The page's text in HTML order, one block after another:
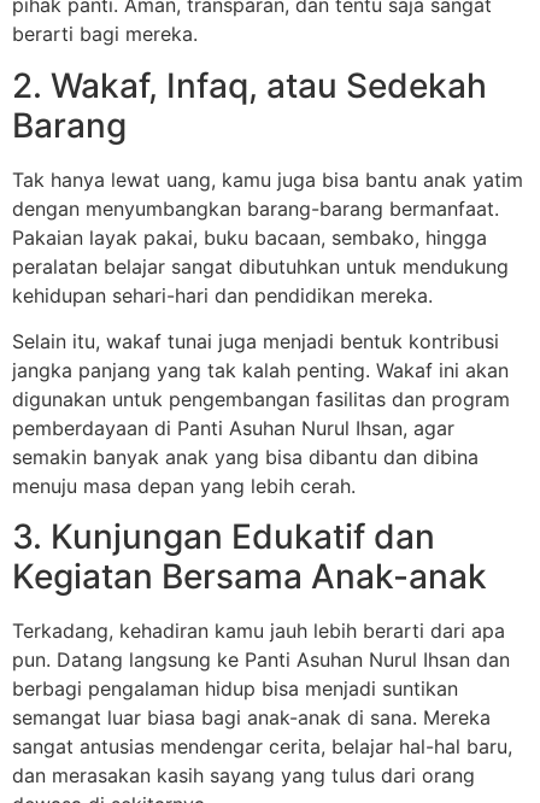
pihak panti. Aman, transparan, dan tentu saja sangat
berarti bagi mereka.
2. Wakaf, Infaq, atau Sedekah
Barang
Tak hanya lewat uang, kamu juga bisa bantu anak yatim
dengan menyumbangkan barang-barang bermanfaat.
Pakaian layak pakai, buku bacaan, sembako, hingga
peralatan belajar sangat dibutuhkan untuk mendukung
kehidupan sehari-hari dan pendidikan mereka.
Selain itu, wakaf tunai juga menjadi bentuk kontribusi
jangka panjang yang tak kalah penting. Wakaf ini akan
digunakan untuk pengembangan fasilitas dan program
pemberdayaan di Panti Asuhan Nurul Ihsan, agar
semakin banyak anak yang bisa dibantu dan dibina
menuju masa depan yang lebih cerah.
3. Kunjungan Edukatif dan
Kegiatan Bersama Anak-anak
Terkadang, kehadiran kamu jauh lebih berarti dari apa
pun. Datang langsung ke Panti Asuhan Nurul Ihsan dan
berbagi pengalaman hidup bisa menjadi suntikan
semangat luar biasa bagi anak-anak di sana. Mereka
sangat antusias mendengar cerita, belajar hal-hal baru,
dan merasakan kasih sayang yang tulus dari orang